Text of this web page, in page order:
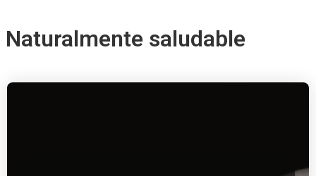
Naturalmente saludable